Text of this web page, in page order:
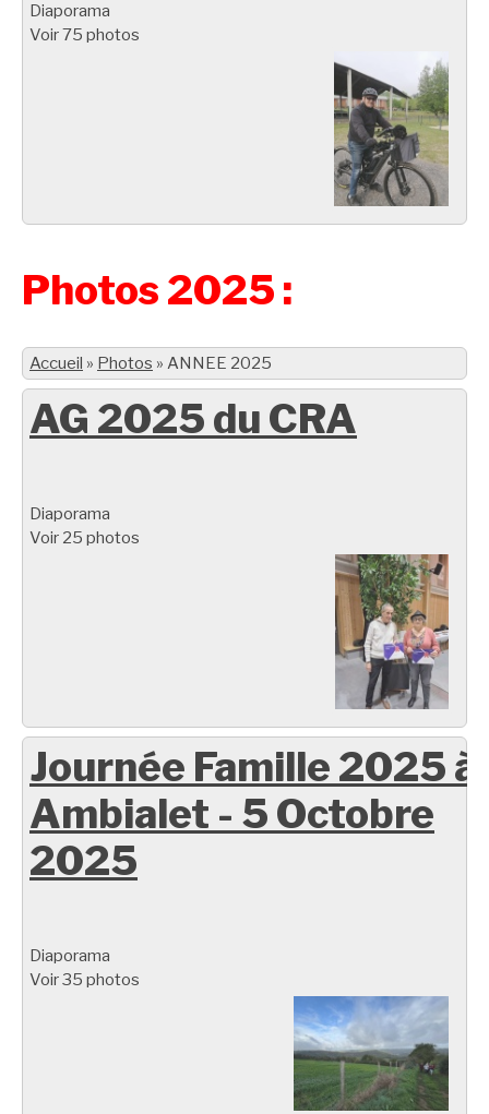
Diaporama
Voir 75 photos
Photos 2025 :
Accueil » Photos » ANNEE 2025
AG 2025 du CRA
Diaporama
Voir 25 photos
Journée Famille 2025 à
Ambialet - 5 Octobre
2025
Diaporama
Voir 35 photos